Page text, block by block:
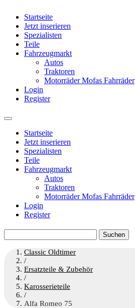
Startseite
Jetzt inserieren
Spezialisten
Teile
Fahrzeugmarkt
Autos
Traktoren
Motorräder Mofas Fahrräder
Login
Register
Startseite
Jetzt inserieren
Spezialisten
Teile
Fahrzeugmarkt
Autos
Traktoren
Motorräder Mofas Fahrräder
Login
Register
nach:
Classic Oldtimer
/
Ersatzteile & Zubehör
/
Karosserieteile
/
Alfa Romeo 75